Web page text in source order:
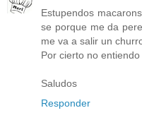
Estupendos
se porque me da
me va a salir un
Por cierto no
Saludos
Responder